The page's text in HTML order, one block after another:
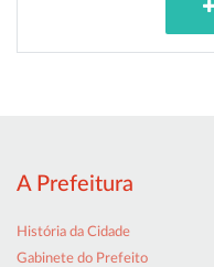
A Prefeitura
História da Cidade
Gabinete do Prefeito